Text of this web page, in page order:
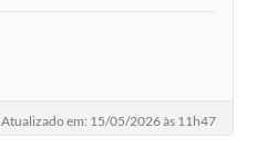
Atualizado em: 15/05/2026 às 11h47